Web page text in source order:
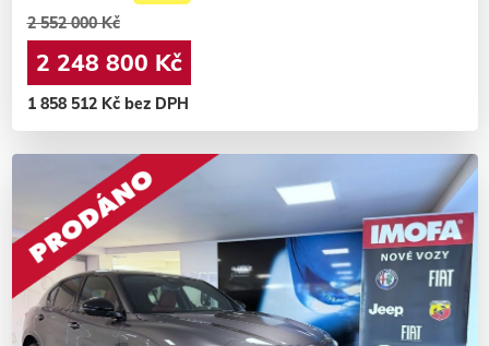
2 552 000 Kč
2 248 800 Kč
1 858 512 Kč bez DPH